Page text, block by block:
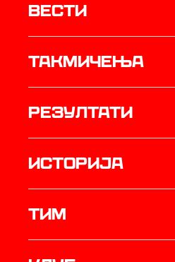
Вести
Такмичења
резултати
историја
ТИМ